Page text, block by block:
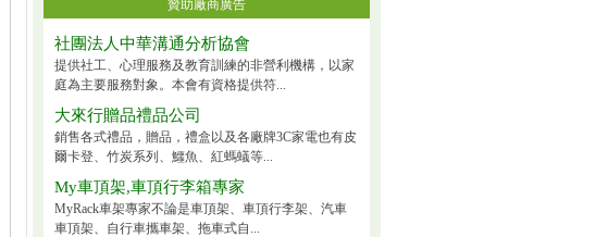
贊助廠商廣告
社團法人中華溝通分析協會
提供社工、心理服務及教育訓練的非營利機構，以家
庭為主要服務對象。本會有資格提供符...
大來行贈品禮品公司
銷售各式禮品，贈品，禮盒以及各廠牌3C家電也有皮
爾卡登、竹炭系列、鱷魚、紅螞蟻等...
My車頂架,車頂行李箱專家
MyRack車架專家不論是車頂架、車頂行李架、汽車
車頂架、自行車攜車架、拖車式自...